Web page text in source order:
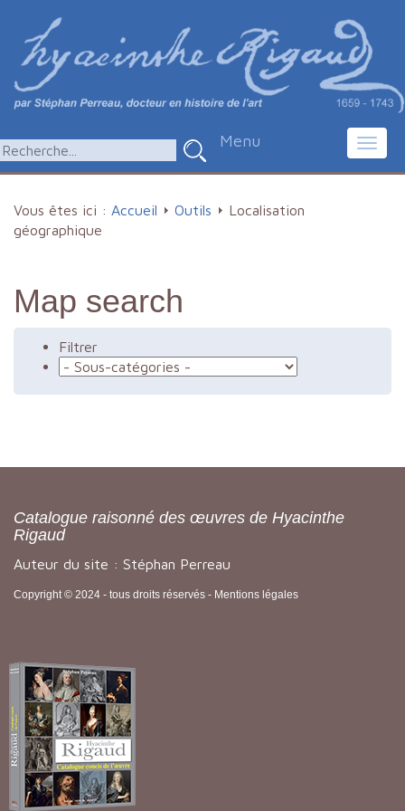
Menu
Vous êtes ici : Accueil Outils
Localisation
géographique
Map search
Filtrer
Catalogue raisonné des œuvres de Hyacinthe
Rigaud
Auteur du site : Stéphan Perreau
Copyright © 2024 - tous droits réservés - Mentions légales